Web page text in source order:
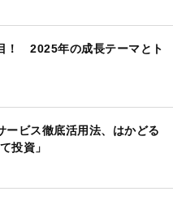
！ 2025年の成長テーマとト
ービス徹底活用法、はかどる
投資」